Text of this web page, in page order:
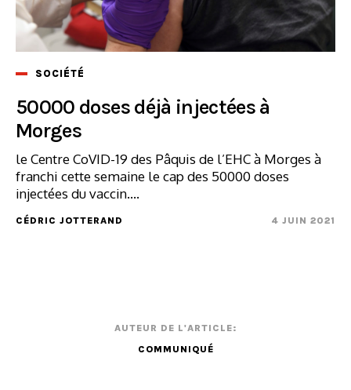
SOCIÉTÉ
50000 doses déjà injectées à
Morges
le Centre CoVID-19 des Pâquis de l’EHC à Morges à
franchi cette semaine le cap des 50000 doses
injectées du vaccin....
CÉDRIC JOTTERAND 4 JUIN 2021
AUTEUR DE L'ARTICLE:
COMMUNIQUÉ